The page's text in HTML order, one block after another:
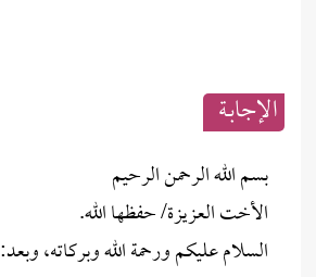
الإجابــة
بسم الله الرحمن الرحيم
الأخت العزيزة/ حفظها الله.
السلام عليكم ورحمة الله وبركاته، وبعد: